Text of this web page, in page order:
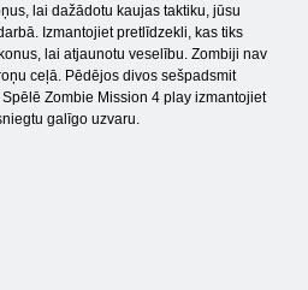
lai dažādotu kaujas taktiku, jūsu
Izmantojiet pretlīdzekli, kas tiks
lai atjaunotu veselību. Zombiji nav
ceļā. Pēdējos divos sešpadsmit
Zombie Mission 4 play izmantojiet
galīgo uzvaru.